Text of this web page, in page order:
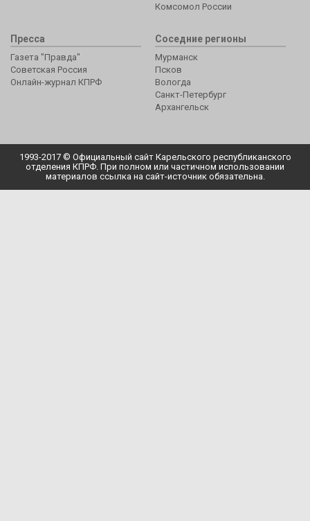
Комсомол России
Пресса
Газета "Правда"
Советская Россия
Онлайн-журнал КПРФ
Соседние регионы
Мурманск
Псков
Вологда
Санкт-Петербург
Архангельск
1993-2017 © Официальный сайт Карельского республиканского
отделения КПРФ. При полном или частичном использовании
материалов ссылка на сайт-источник обязательна.